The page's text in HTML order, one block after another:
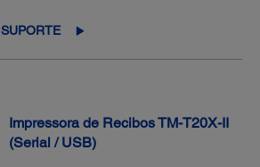
SUPORTE
Impressora de Recibos TM-T20X-II
(Serial / USB)